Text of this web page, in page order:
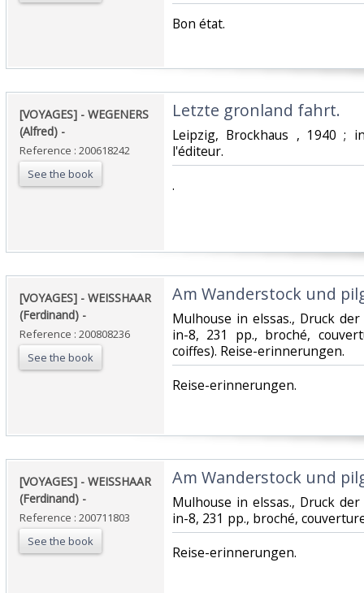
‎Bon état.‎
‎[VOYAGES] - WEGENERS
(Alfred) - ‎
Reference : 200618242
See the book
‎Letzte gronland fahrt. ‎
‎Leipzig, Brockhaus , 1940 ;
l'éditeur.‎
‎.‎
‎[VOYAGES] - WEISSHAAR
(Ferdinand) - ‎
Reference : 200808236
See the book
‎Am Wanderstock und
‎Mulhouse in elssas., Druck
in-8, 231 pp., broché,
coiffes). Reise-erinnerungen.‎
‎Reise-erinnerungen.‎
‎[VOYAGES] - WEISSHAAR
(Ferdinand) - ‎
Reference : 200711803
See the book
‎Am Wanderstock und
‎Mulhouse in elssas., Druck
in-8, 231 pp., broché,
‎Reise-erinnerungen.‎